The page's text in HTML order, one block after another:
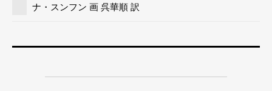
ナ・スンフン 画 呉華順 訳